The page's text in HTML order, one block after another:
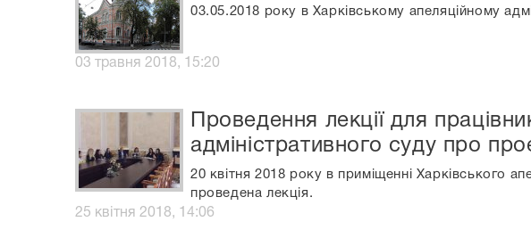
03.05.2018 року в Харківському апеляційному
03 травня 2018, 15:20
Проведення лекції для
адміністративного суду про
20 квітня 2018 року в приміщенні Харківського
проведена лекція.
25 квітня 2018, 14:06